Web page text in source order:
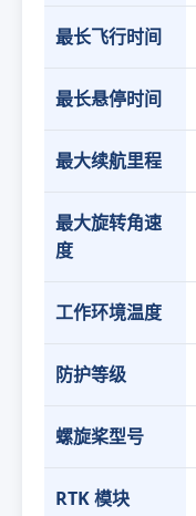
最长飞行时间
最长悬停时间
最大续航里程
最大旋转角速
度
工作环境温度
防护等级
螺旋桨型号
RTK 模块